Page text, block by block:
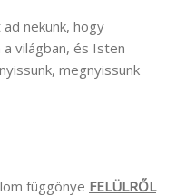
nekünk, hogy
világban, és Isten
megnyissunk
függönye FELÜLRŐL